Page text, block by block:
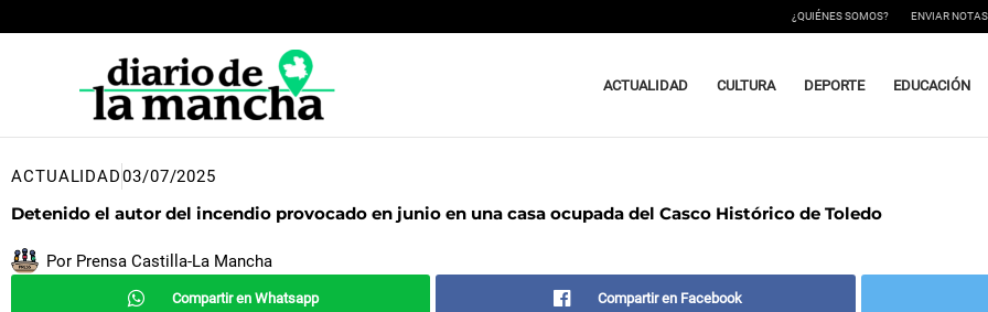
al
¿QUIÉNES SOMOS? ENVIAR
ACTUALIDAD CULTURA DEPORTE EDUCACIÓN
ACTUALIDAD03/07/2025
Detenido el autor del incendio provocado en junio en una casa ocupada del Casco Histórico de Toledo
Por Prensa Castilla-La Mancha
Compartir en Whatsapp Compartir en Facebook